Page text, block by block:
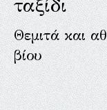
ταξίδι
Θεμιτά και
βίου